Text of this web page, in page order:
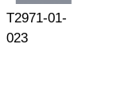
T2971-01-
023